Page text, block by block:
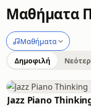
Μαθήματα
Μαθήματα
Δημοφιλή
Jazz Piano